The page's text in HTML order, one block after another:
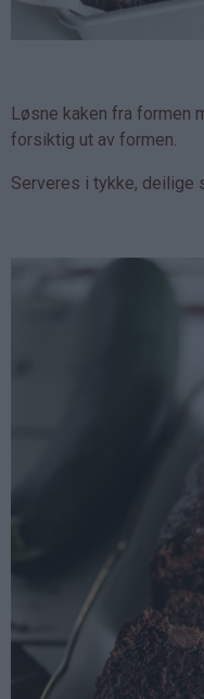
Løsne kaken fra formen
forsiktig ut av formen.
Serveres i tykke, deilige